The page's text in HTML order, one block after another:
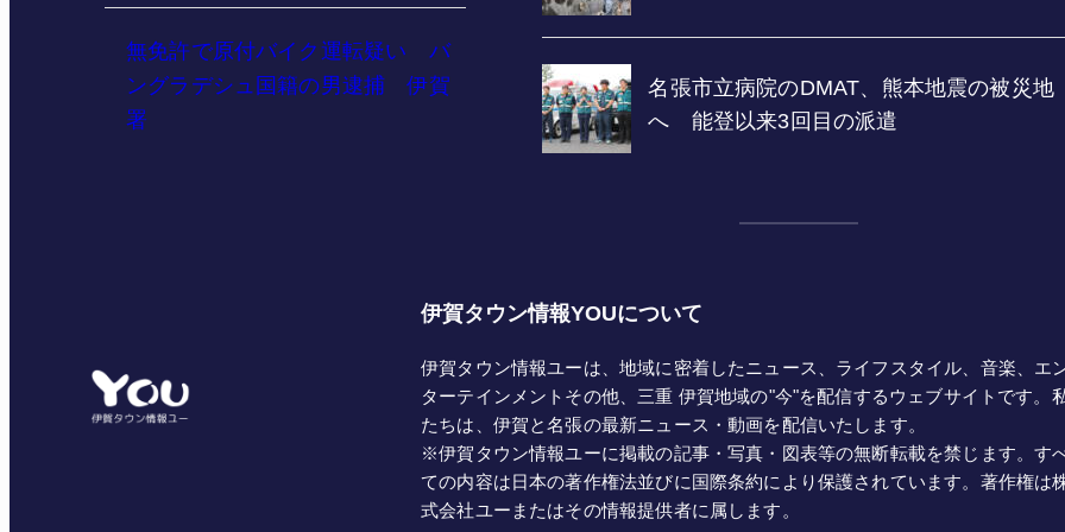
無免許で原付バイク運転疑い バ
ングラデシュ国籍の男逮捕 伊賀
署
伊賀タウン情報YOUについて
伊賀タウン情報ユーは、地域に密着したニュース、ライフスタイル、音楽、エ
ターテインメントその他、三重 伊賀地域の"今"を配信するウェブサイトです。
たちは、伊賀と名張の最新ニュース・動画を配信いたします。
※伊賀タウン情報ユーに掲載の記事・写真・図表等の無断転載を禁じます。す
ての内容は日本の著作権法並びに国際条約により保護されています。著作権は
式会社ユーまたはその情報提供者に属します。